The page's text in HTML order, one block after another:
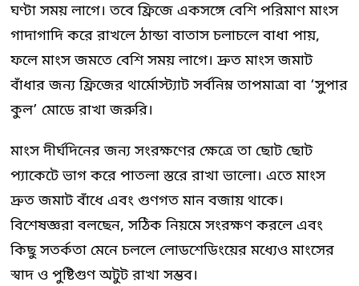
ঘণ্টা সময় লাগে। তবে ফ্রিজে একসঙ্গে বেশি পরিমাণ মাংস
গাদাগাদি করে রাখলে ঠান্ডা বাতাস চলাচলে বাধা পায়,
ফলে মাংস জমতে বেশি সময় লাগে। দ্রুত মাংস জমাট
বাঁধার জন্য ফ্রিজের থার্মোস্ট্যাট সর্বনিম্ন তাপমাত্রা বা ‘সুপার
কুল’ মোডে রাখা জরুরি।
মাংস দীর্ঘদিনের জন্য সংরক্ষণের ক্ষেত্রে তা ছোট ছোট
প্যাকেটে ভাগ করে পাতলা স্তরে রাখা ভালো। এতে মাংস
দ্রুত জমাট বাঁধে এবং গুণগত মান বজায় থাকে।
বিশেষজ্ঞরা বলছেন, সঠিক নিয়মে সংরক্ষণ করলে এবং
কিছু সতর্কতা মেনে চললে লোডশেডিংয়ের মধ্যেও মাংসের
স্বাদ ও পুষ্টিগুণ অটুট রাখা সম্ভব।